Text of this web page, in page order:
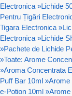
Electronica »Lichide
Pentru Țigări
Tigara Electronica »
Electronica »Lichide
»Pachete de Lichide
»Toate: Arome
»Aroma Concentrata
Puff Bar 10ml »Arome
e-Potion 10ml »Arome